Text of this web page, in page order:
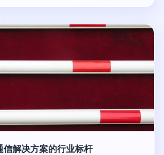
信解决方案的行业标杆